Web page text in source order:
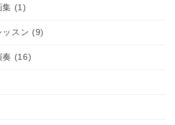
集 (1)
ッスン (9)
奏 (16)